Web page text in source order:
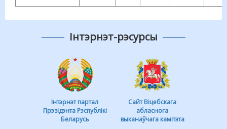
Інтэрнэт-рэсурсы
Інтэрнэт партал
Прэзідэнта Рэспублікі
Беларусь
Сайт Віцебскага
абласнога
выканаўчага камітэта